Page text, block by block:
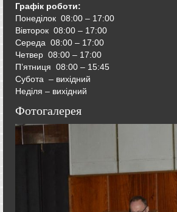
Графік роботи:
Понеділок 08:00 – 17:00
Вівторок 08:00 – 17:00
Середа 08:00 – 17:00
Четвер 08:00 – 17:00
П’ятниця 08:00 – 15:45
Субота – вихідний
Неділя – вихідний
Фотогалерея